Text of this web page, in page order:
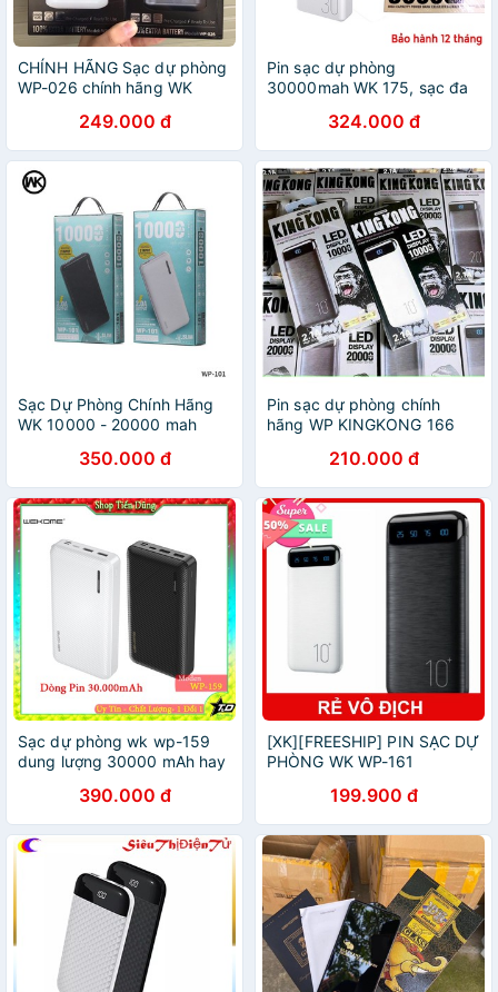
CHÍNH HÃNG Sạc dự phòng
WP-026 chính hãng WK
249.000 đ
Pin sạc dự phòng
30000mah WK 175, sạc đa
cổng USB đa năng, hàng
chính hãng
324.000 đ
Sạc Dự Phòng Chính Hãng
WK 10000 - 20000 mah
350.000 đ
Pin sạc dự phòng chính
hãng WP KINGKONG 166
210.000 đ
Sạc dự phòng wk wp-159
dung lượng 30000 mAh hay
pin chính hãng390.000 đ
[XK][FREESHIP] PIN SẠC DỰ
PHÒNG WK WP-161
199.900 đ